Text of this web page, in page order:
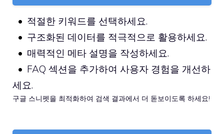
적절한 키워드를 선택하세요.
구조화된 데이터를 적극적으로 활용하세요.
매력적인 메타 설명을 작성하세요.
FAQ 섹션을 추가하여 사용자 경험을 개선하
세요.
구글 스니펫을 최적화하여 검색 결과에서 더 돋보이도록 하세요!